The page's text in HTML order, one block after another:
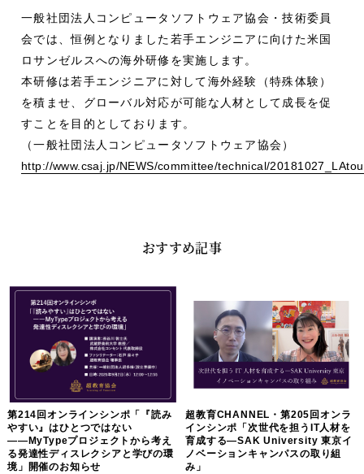
一般社団法人コンピュータソフトウェア協会・技術委員
会では、恒例となりました若手エンジニアに向けた米国
ロサンゼルスへの海外研修を実施します。
本研修は若手エンジニアに対して海外経験（特殊体験）
を積ませ、グローバル対応が可能な人材として成長を促
すことを目的としております。
（一般社団法人コンピュータソフトウェア協会）
http://www.csaj.jp/NEWS/committee/technical/
おすすめ記事
第214回オンラインシンポ「『読み
やすい』はひとつではない
――MyTypeプロジェクトから考え
る発達性ディスレクシアと学びの環
境」開催のお知らせ
超教育CHANNEL・第205回オンラ
インシンポ「次世代を担うIT人材を
育成する―SAK University 東京イ
ノベーションキャンパスの取り組
み」